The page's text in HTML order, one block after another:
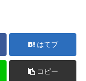
はてブ
コピー